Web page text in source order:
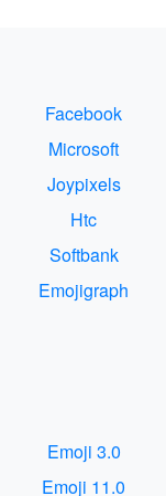
Facebook
Microsoft
Joypixels
Htc
Softbank
Emojigraph
Emoji 3.0
Emoji 11.0